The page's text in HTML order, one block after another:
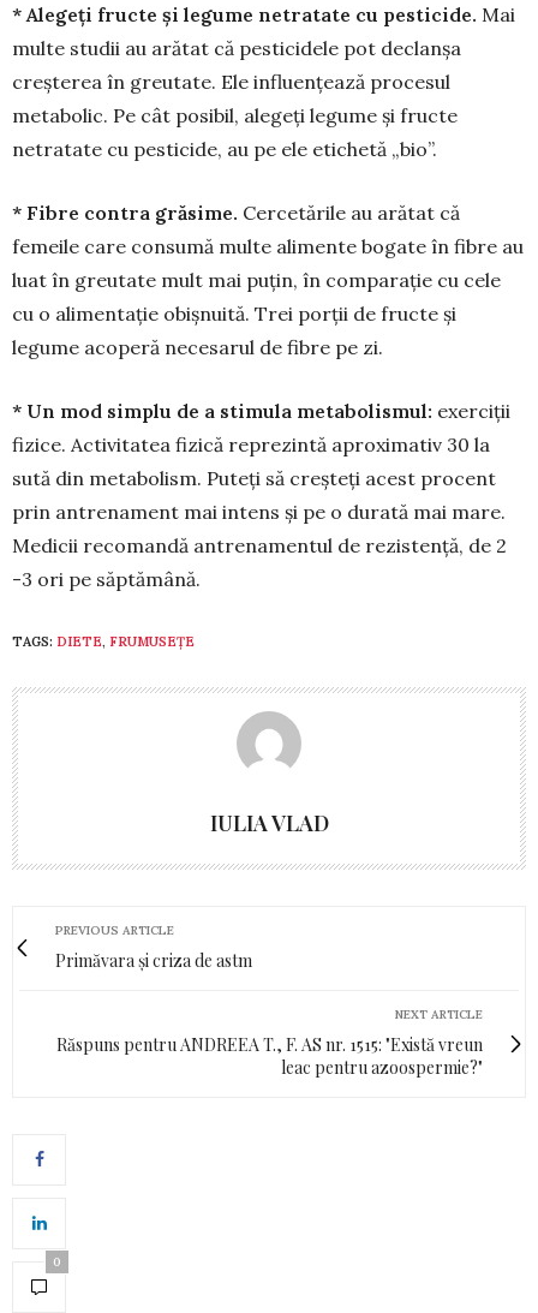
* Alegeţi fructe şi legume netratate cu pesticide. Mai
multe studii au arătat că pes­ticidele pot declanşa
creşterea în greutate. Ele influenţează procesul
metabolic. Pe cât posibil, alegeți legume și fructe
netratate cu pesticide, au pe ele etichetă „bio”.
* Fibre contra grăsime. Cercetările au arătat că
femeile care consumă multe alimente bogate în fibre au
luat în greutate mult mai puţin, în comparaţie cu cele
cu o alimentaţie obişnuită. Trei porţii de fructe şi
legume acoperă necesarul de fibre pe zi.
* Un mod simplu de a stimula meta­bolismul: exerciţii
fizice. Activitatea fizică reprezintă aproximativ 30 la
sută din metabo­lism. Puteţi să creşteţi acest procent
prin antre­nament mai intens şi pe o durată mai mare.
Me­dicii recomandă antrenamentul de rezistenţă, de 2
-3 ori pe săptămână.
TAGS: DIETE, FRUMUSEȚE
IULIA VLAD
PREVIOUS ARTICLE
Primăvara și criza de astm
NEXT ARTICLE
Răspuns pentru ANDREEA T., F. AS nr. 1515: "Există vreun
leac pentru azoospermie?"
0